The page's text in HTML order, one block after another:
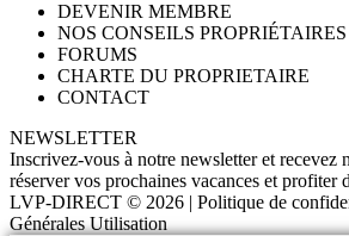
DEVENIR MEMBRE
NOS CONSEILS PROPRIÉTAIRES
FORUMS
CHARTE DU PROPRIETAIRE
CONTACT
NEWSLETTER
Inscrivez-vous à notre newsletter et recevez
réserver vos prochaines vacances et profiter
LVP-DIRECT © 2026 | Politique de
Générales Utilisation